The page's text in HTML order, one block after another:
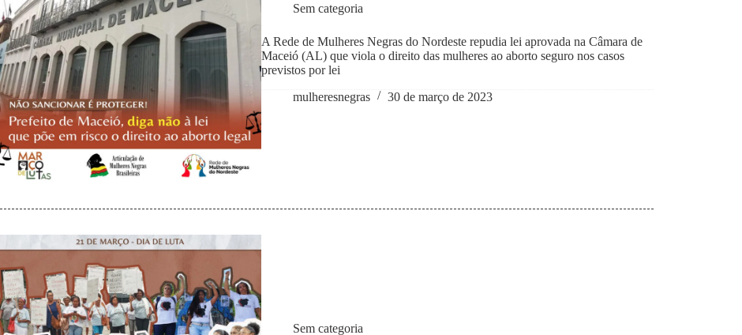
Sem categoria
A Rede de Mulheres Negras do Nordeste repudia lei aprovada na Câmara de
Maceió (AL) que viola o direito das mulheres ao aborto seguro nos casos
previstos por lei
mulheresnegras
30 de março de 2023
Sem categoria